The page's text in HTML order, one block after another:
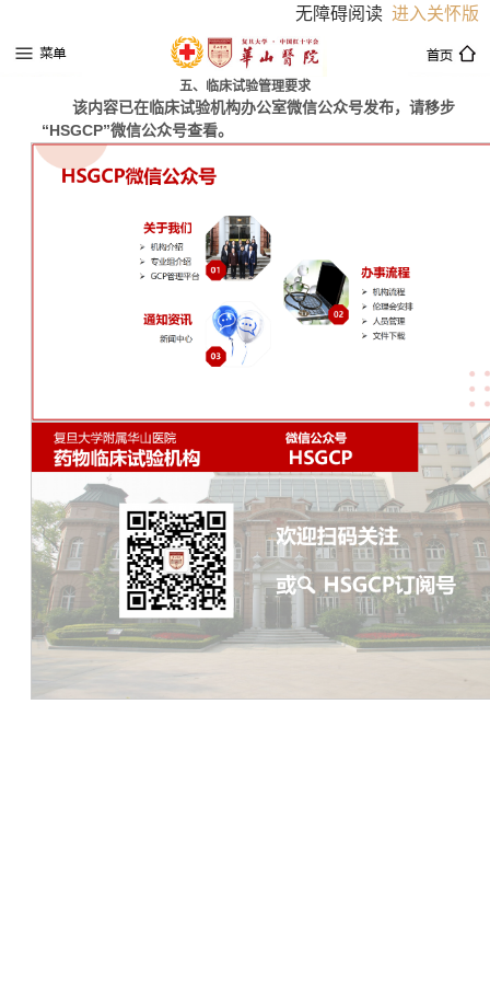
无障碍阅读 进入关怀版
五、临床试验管理要求
该内容已在临床试验机构办公室微信公众号发布，请移步
“HSGCP”微信公众号查看。